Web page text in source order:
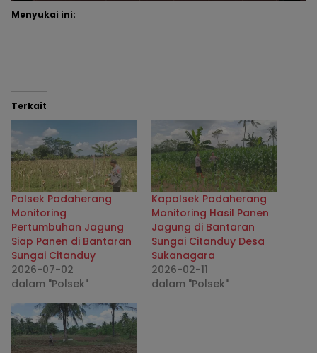
Menyukai ini:
Terkait
Polsek Padaherang
Monitoring
Pertumbuhan Jagung
Siap Panen di Bantaran
Sungai Citanduy
2026-07-02
dalam "Polsek"
Kapolsek Padaherang
Monitoring Hasil Panen
Jagung di Bantaran
Sungai Citanduy Desa
Sukanagara
2026-02-11
dalam "Polsek"